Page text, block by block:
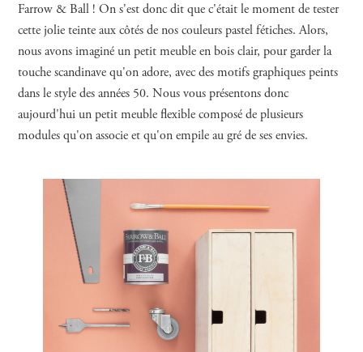
Farrow & Ball ! On s'est donc dit que c'était le moment de tester
cette jolie teinte aux côtés de nos couleurs pastel fétiches. Alors,
nous avons imaginé un petit meuble en bois clair, pour garder la
touche scandinave qu'on adore, avec des motifs graphiques peints
dans le style des années 50. Nous vous présentons donc
aujourd'hui un petit meuble flexible composé de plusieurs
modules qu'on associe et qu'on empile au gré de ses envies.